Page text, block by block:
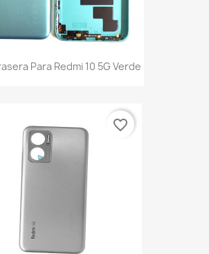
Para Redmi 10 5G Verde
favorite_border